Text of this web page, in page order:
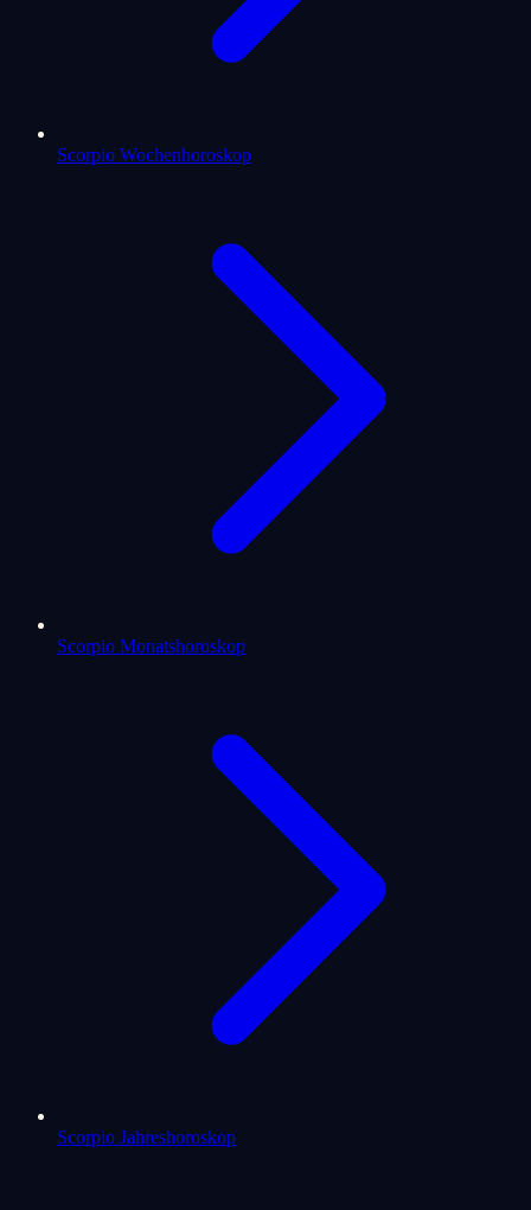
Scorpio Wochenhoroskop
Scorpio Monatshoroskop
Scorpio Jahreshoroskop